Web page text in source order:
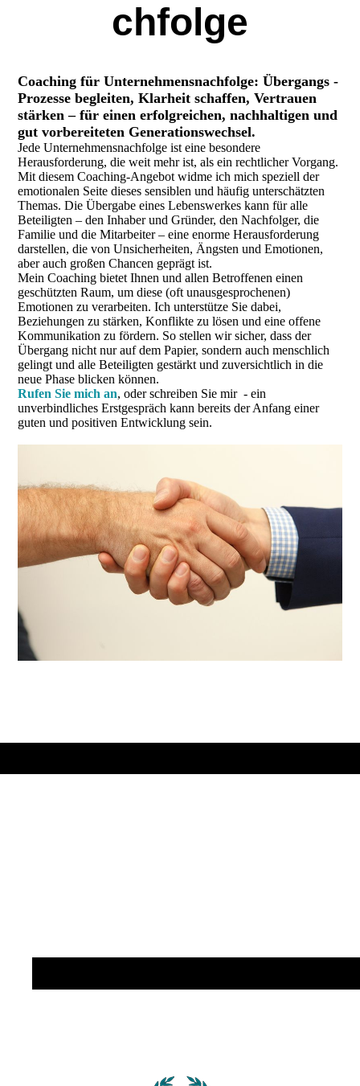
chfolge
Coaching für Unternehmensnachfolge: Übergangs -
Prozesse begleiten, Klarheit schaffen, Vertrauen
stärken – für einen erfolgreichen, nachhaltigen und
gut vorbereiteten Generationswechsel.
Jede Unternehmensnachfolge ist eine besondere
Herausforderung, die weit mehr ist, als ein rechtlicher Vorgang.
Mit diesem Coaching-Angebot widme ich mich speziell der
emotionalen Seite dieses sensiblen und häufig unterschätzten
Themas. Die Übergabe eines Lebenswerkes kann für alle
Beteiligten – den Inhaber und Gründer, den Nachfolger, die
Familie und die Mitarbeiter – eine enorme Herausforderung
darstellen, die von Unsicherheiten, Ängsten und Emotionen,
aber auch großen Chancen geprägt ist.
Mein Coaching bietet Ihnen und allen Betroffenen einen
geschützten Raum, um diese (oft unausgesprochenen)
Emotionen zu verarbeiten. Ich unterstütze Sie dabei,
Beziehungen zu stärken, Konflikte zu lösen und eine offene
Kommunikation zu fördern. So stellen wir sicher, dass der
Übergang nicht nur auf dem Papier, sondern auch menschlich
gelingt und alle Beteiligten gestärkt und zuversichtlich in die
neue Phase blicken können.
Rufen Sie mich an, oder schreiben Sie mir - ein
unverbindliches Erstgespräch kann bereits der Anfang einer
guten und positiven Entwicklung sein.